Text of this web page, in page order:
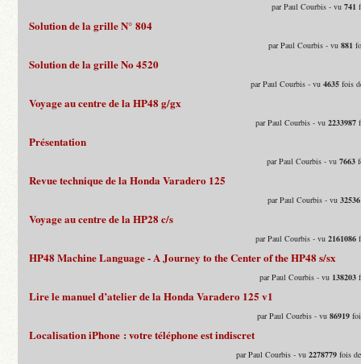
par Paul Courbis - vu741
Solution de la grille N° 804
par Paul Courbis - vu881
Solution de la grille No 4520
par Paul Courbis - vu4635 fois
Voyage au centre de la HP48 g/gx
par Paul Courbis - vu2233987
Présentation
par Paul Courbis - vu7663
Revue technique de la Honda Varadero 125
par Paul Courbis - vu32536
Voyage au centre de la HP28 c/s
par Paul Courbis - vu2161086
HP48 Machine Language - A Journey to the Center of the HP48 s/sx
par Paul Courbis - vu 138203
Lire le manuel d’atelier de la Honda Varadero 125 v1
par Paul Courbis - vu86919
Localisation iPhone : votre téléphone est indiscret
par Paul Courbis - vu2278779 fois